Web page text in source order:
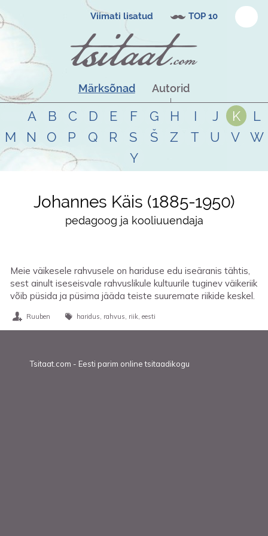
Viimati lisatud TOP 10
Märksõnad Autorid
A B C D E F G H I J K
L
M
N O P Q R S Š Z T U V
W
Y
Johannes Käis 1885-1950
pedagoog ja kooliuuendaja
Meie väikesele rahvusele on hariduse edu iseäranis tähtis,
sest ainult iseseisvale rahvuslikule kultuurile tuginev väikeriik
võib püsida ja püsima jääda teiste suuremate riikide keskel.
Ruuben haridus rahvus riik eesti
Tsitaat.com - Eesti parim online tsitaadikogu